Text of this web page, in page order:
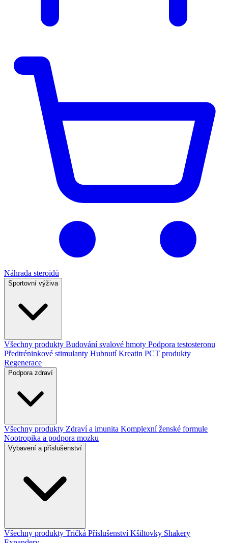
Náhrada steroidů
Sportovní výživa
Všechny produkty Budování svalové hmoty Podpora testosteronu
Předtréninkové stimulanty HubnutíKreatin PCT produkty
Regenerace
Podpora zdraví
Všechny produkty Zdraví a imunita Komplexní ženské formule
Nootropika a podpora mozku
Vybavení a příslušenství
Všechny produkty Tričká PříslušenstvíKšiltovky Shakery